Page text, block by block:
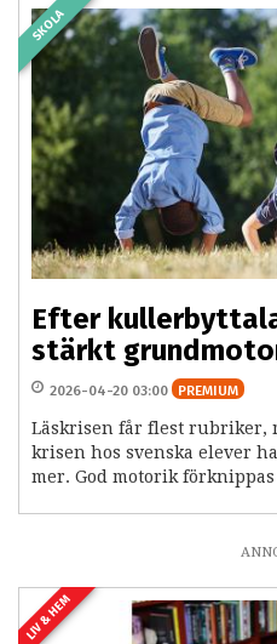
SKOLA
Efter
stärkt
2026-04-20 03:00 PREMIUM
Läskrisen får flest rubriker,
krisen hos svenska elever
mer. God motorik
LIV & HEM